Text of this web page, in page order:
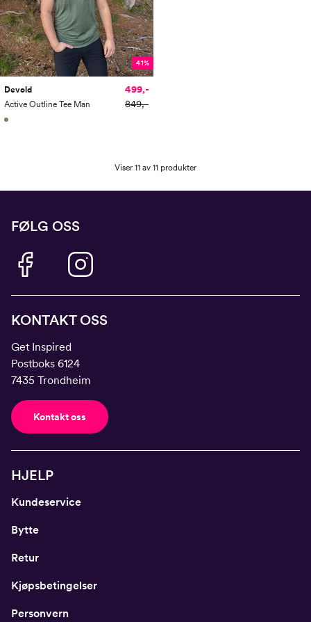
41%
Devold
Active Outline Tee Man
499,-
849,-
Viser 11 av 11 produkter
FØLG OSS
KONTAKT OSS
Get Inspired
Postboks 6124
7435 Trondheim
Kontakt oss
HJELP
Kundeservice
Bytte
Retur
Kjøpsbetingelser
Personvern